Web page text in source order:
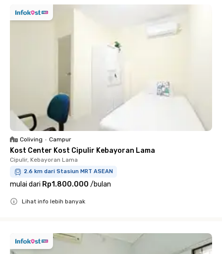
Coliving • Campur
Kost Center Kost Cipulir Kebayoran Lama
Cipulir, Kebayoran Lama
2.6 km dari Stasiun MRT ASEAN
mulai dari Rp1.800.000 /bulan
Lihat info lebih banyak